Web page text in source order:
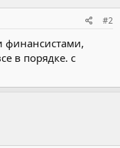
#2
финансистами,
в порядке. с